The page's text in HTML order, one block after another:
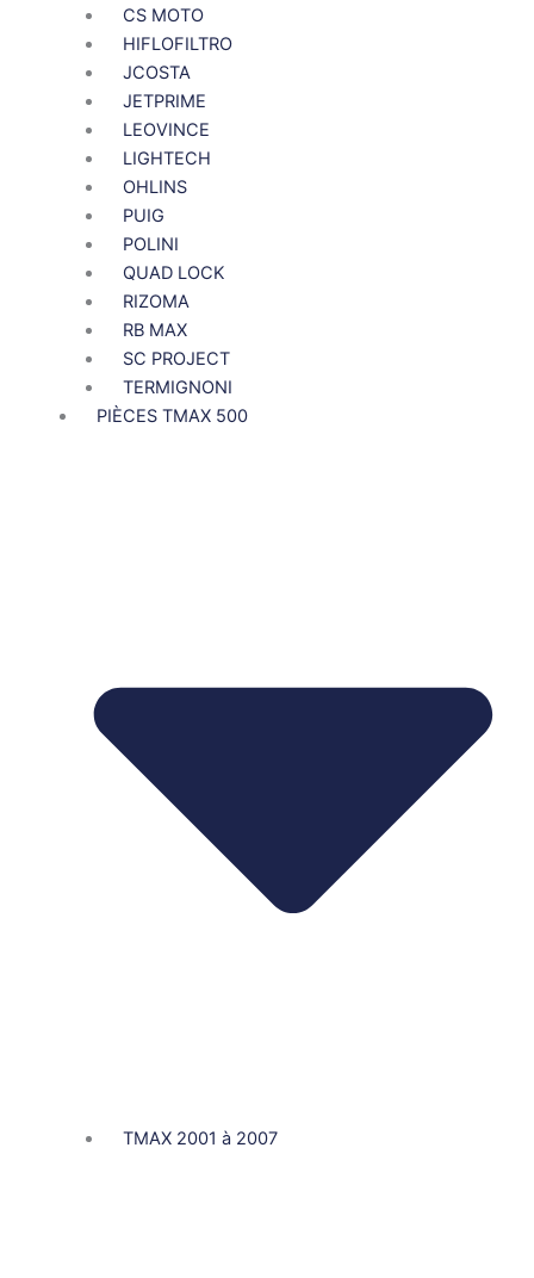
CS MOTO
HIFLOFILTRO
JCOSTA
JETPRIME
LEOVINCE
LIGHTECH
OHLINS
PUIG
POLINI
QUAD LOCK
RIZOMA
RB MAX
SC PROJECT
TERMIGNONI
PIÈCES TMAX 500
TMAX 2001 à 2007